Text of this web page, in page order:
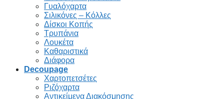
Γυαλόχαρτα
Σιλικόνες – Κόλλες
Δίσκοι Κοπής
Τρυπάνια
Λουκέτα
Καθαριστικά
Διάφορα
Decoupage
Χαρτοπετσέτες
Ριζόχαρτα
Αντικείμενα Διακόσμησης